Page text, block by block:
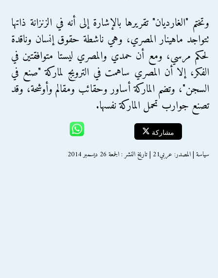
وتختم "الغارديان" تقريرها بالإشارة إلى أنه في الزنزانة ذاتها
تتواجد ماهينار المصري، وهي ناشطة حقوق إنسان وناقدة
لحكم مرسي، ومع أن حمدي والمصري ليستا متوافقتين في
الفكر، إلا أن المصري ساهمت في الترويج لماركة "صنع في
السجن"، وتضم الماركة أساور وحقائب ومقالم وأوشحة، وقد
تصنع جوارب تحمل الماركة نفسها.
مشاركة
سياسة | المصدر: عربي21 | تاريخ النشر : الجمعة 26 ديسمبر 2014